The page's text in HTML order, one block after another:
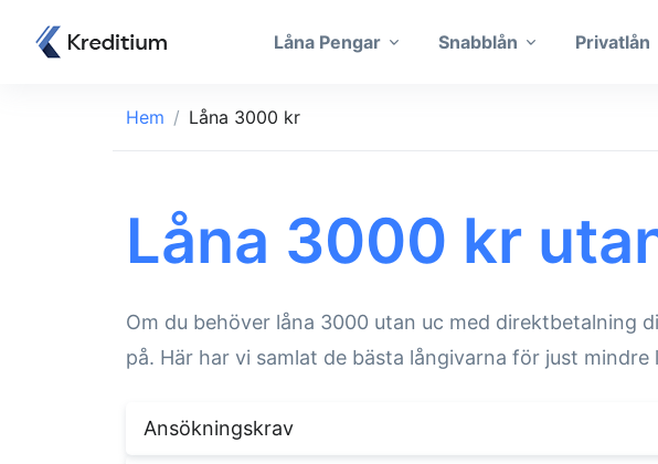
Låna Pengar Snabblån Privatlån
Hem Låna 3000 kr
Låna 3000 kr
Om du behöver låna 3000 utan uc med direktbetalning
på. Här har vi samlat de bästa långivarna för just
Ansökningskrav